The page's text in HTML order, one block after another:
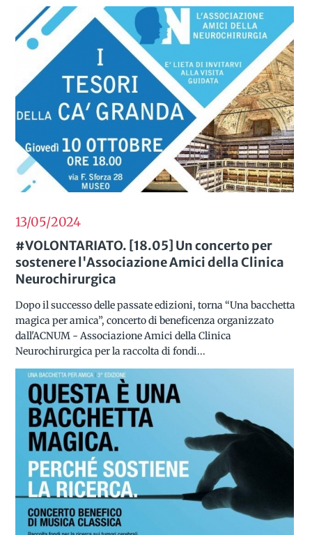
13/052024
#VOLONTARIATO. [18.05] Un concerto per
sostenere l'Associazione Amici della Clinica
Neurochirurgica
Dopo il successo delle passate edizioni, torna “Una bacchetta
magica per amica”, concerto di beneficenza organizzato
dall'ACNUM - Associazione Amici della Clinica
Neurochirurgica per la raccolta di fondi...